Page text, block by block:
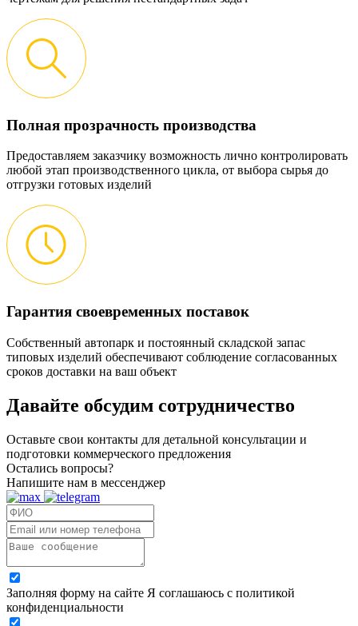
Полная прозрачность производства
Предоставляем заказчику возможность лично контролировать
любой этап производственного цикла, от выбора сырья до
отгрузки готовых изделий
Гарантия своевременных поставок
Собственный автопарк и постоянный складской запас
типовых изделий обеспечивают соблюдение согласованных
сроков доставки на ваш объект
Давайте обсудим сотрудничество
Оставьте свои контакты для детальной консультации и
подготовки коммерческого предложения
Остались вопросы?
Напишите нам в мессенджер
Заполняя форму на сайте Я соглашаюсь с политикой
конфиденциальности